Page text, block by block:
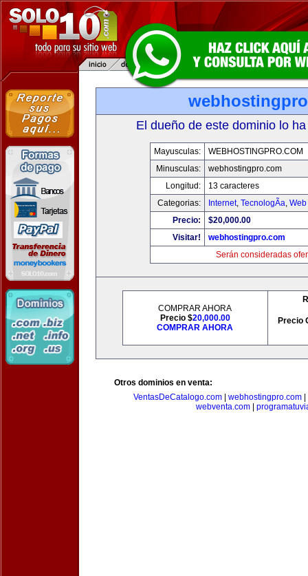
El dueño de este dominio lo
Mayusculas:
WEBHOSTINGPRO.COM
Minusculas:
webhostingpro.com
Longitud:
13 caracteres
Categorias:
Internet, TecnologÃ­a,
Precio:
$20,000.00
Visitar!
webhostingpro.com
Serán consideradas
COMPRAR AHORA
Precio $20,000.00
COMPRAR AHORA
Precio
Otros dominios en venta:
VentasDeCatalogo.com| webhostingpro.com|
webventa.com|